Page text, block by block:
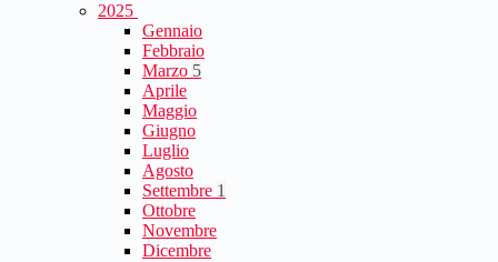
2025
Gennaio
Febbraio
Marzo 5
Aprile
Maggio
Giugno
Luglio
Agosto
Settembre 1
Ottobre
Novembre
Dicembre